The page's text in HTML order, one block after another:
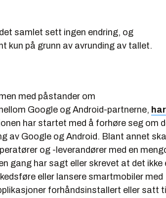
samlet sett ingen endring, og
kun på grunn av avrunding av tallet.
med påstander om
Google og Android-partnerne, har
har startet med å forhøre seg om
av Google og Android. Blant annet skal
og -leverandører med en
gang har sagt eller skrevet at det ikke
eller lansere smartmobiler med
forhåndsinstallert eller satt